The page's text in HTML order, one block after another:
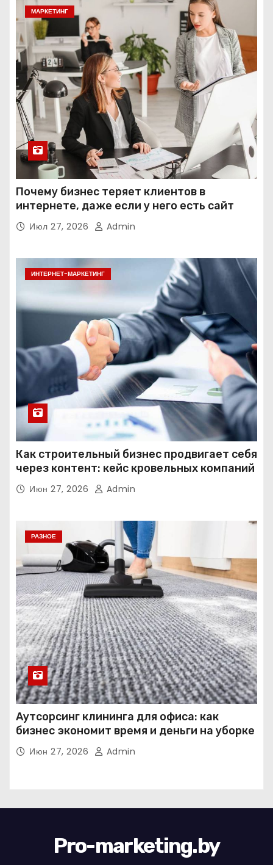
МАРКЕТИНГ
Почему бизнес теряет клиентов в
интернете, даже если у него есть сайт
Июл 27, 2026 Admin
ИНТЕРНЕТ-МАРКЕТИНГ
Как строительный бизнес продвигает себя
через контент: кейс кровельных компаний
Июн 27, 2026 Admin
РАЗНОЕ
Аутсорсинг клининга для офиса: как
бизнес экономит время и деньги на уборке
Июн 27, 2026 Admin
Pro-marketing.by